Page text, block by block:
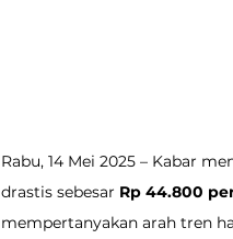
Rabu, 14 Mei 2025 – Kabar
drastis sebesar Rp 44.800
mempertanyakan arah tren